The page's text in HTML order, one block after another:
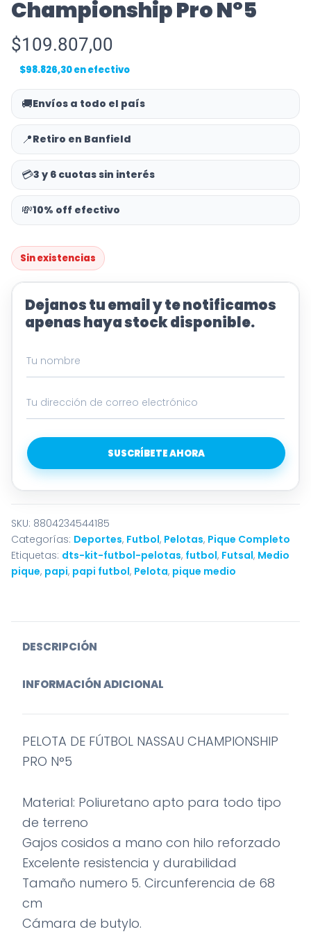
Championship Pro Nº5
$109.807,00
$98.826,30en efectivo
🚚Envíos a todo el país
📍Retiro en Banfield
💳3 y 6 cuotas sin interés
💸10% off efectivo
Sin existencias
Dejanos tu email y te notificamos
apenas haya stock disponible.
SUSCRÍBETE AHORA
SKU: 8804234544185
Categorías: Deportes, Futbol, Pelotas, Pique Completo
Etiquetas: dts-kit-futbol-pelotas, futbol, Futsal, Medio
pique, papi, papi futbol, Pelota, pique medio
DESCRIPCIÓN
INFORMACIÓN ADICIONAL
PELOTA DE FÚTBOL NASSAU CHAMPIONSHIP
PRO N°5
Material: Poliuretano apto para todo tipo
de terreno
Gajos cosidos a mano con hilo reforzado
Excelente resistencia y durabilidad
Tamaño numero 5. Circunferencia de 68
cm
Cámara de butylo.